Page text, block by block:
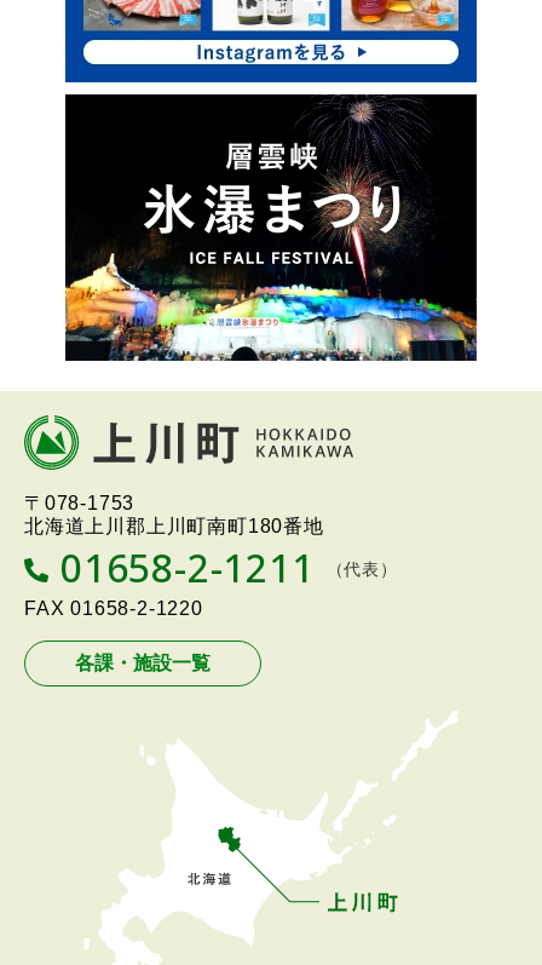
Twon
〒078-1753
北海道上川郡上川町南町180番地
T
E
L
01658-2-1211 （代表）
FAX 01658-2-1220
各課・施設一覧